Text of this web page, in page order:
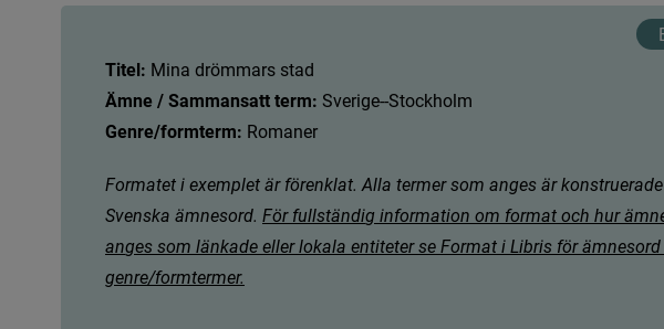
Titel: Mina drömmars stad
Ämne / Sammansatt term: Sverige--Stockholm
Genre/formterm: Romaner
Formatet i exemplet är förenklat. Alla termer som anges är
Svenska ämnesord. För fullständig information om format och hur ämn
anges som länkade eller lokala entiteter se Format i Libris för ämnesord
genre/formtermer.